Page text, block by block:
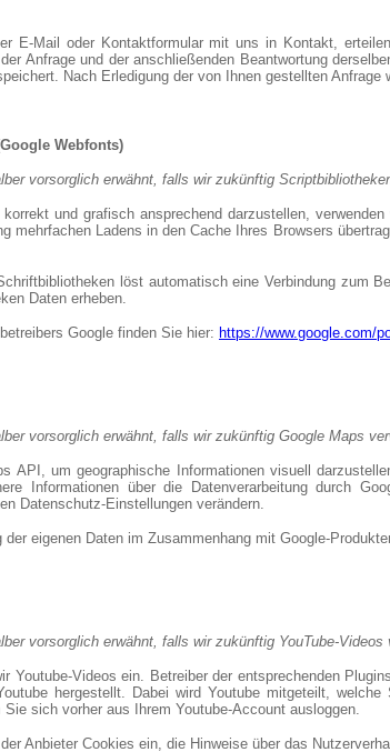
E-Mail oder Kontaktformular mit uns in Kontakt,
Anfrage und der anschließenden Beantwortung
Nach Erledigung der von Ihnen gestellten Anfrage
Webfonts)
vorsorglich erwähnt, falls wir zukünftig
korrekt und grafisch ansprechend darzustellen,
mehrfachen Ladens in den Cache Ihres Browsers
löst automatisch eine Verbindung
Daten erheben.
Google finden Sie hier: https://www.google.com/
vorsorglich erwähnt, falls wir zukünftig Google Maps
API, um geographische Informationen visuell
Informationen über die Datenverarbeitung durch
Datenschutz-Einstellungen verändern.
eigenen Daten im Zusammenhang mit Google-
vorsorglich erwähnt, falls wir zukünftig YouTube-Videos
Youtube-Videos ein. Betreiber der entsprechenden
hergestellt. Dabei wird Youtube mitgeteilt,
sich vorher aus Ihrem Youtube-Account ausloggen.
Anbieter Cookies ein, die Hinweise über das